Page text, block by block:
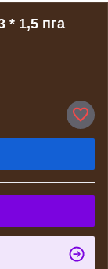
* 1,5 пга